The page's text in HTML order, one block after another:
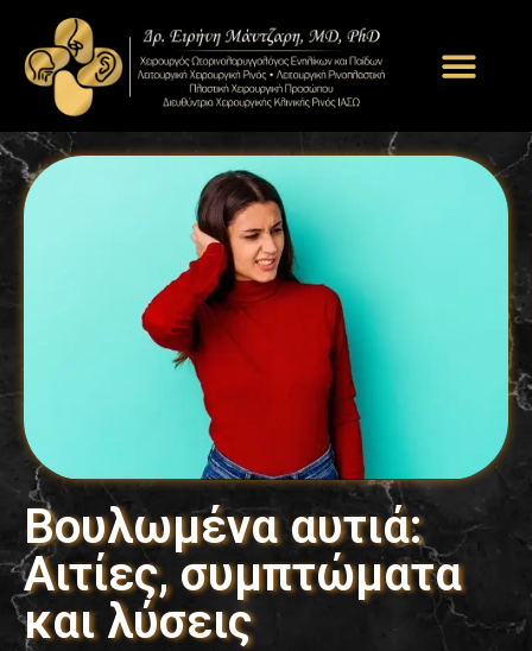
Βουλωμένα αυτιά:
Αιτίες, συμπτώματα
και λύσεις